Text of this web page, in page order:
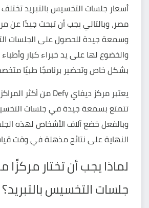
أسعار جلسات التخسيس بالتبريد
مصر، وبالتالي يجب أن تبحث جيدًا عن
وسمعة جيدة للحصول على الجلسات
والخضوع لها على يد خبراء كبار
بشكل خاص وتحضير برنامجًا طبيًا
يعتبر مركز ديفاي Defy
من أكثر
تتمتع بسمعة جيدة في جلسات
وبالفعل خضع آلاف الأشخاص لهذه
النهاية على نتائج مذهلة في وقت
لماذا يجب أن تختار مركزًا
جلسات التخسيس بالتبريد؟